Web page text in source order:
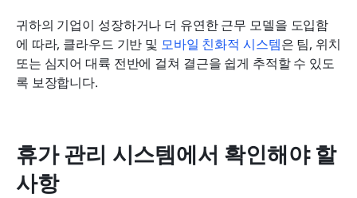
귀하의 기업이 성장하거나 더 유연한 근무 모델을 도입함
에 따라, 클라우드 기반 및 모바일 친화적 시스템은 팀, 위치
또는 심지어 대륙 전반에 걸쳐 결근을 쉽게 추적할 수 있도
록 보장합니다.
휴가 관리 시스템에서 확인해야 할
사항